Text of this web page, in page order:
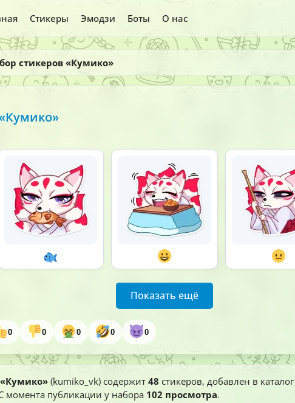
Стикеры Эмодзи Боты О нас
стикеров «Кумико»
Показать ещё
0 0 0 0 0
«Кумико» (kumiko_vk) содержит 48 стикеров, добавлен в каталог
момента публикации у набора 102 просмотра.